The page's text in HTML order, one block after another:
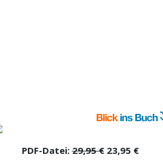
PDF-Datei:29,95 €23,95 €